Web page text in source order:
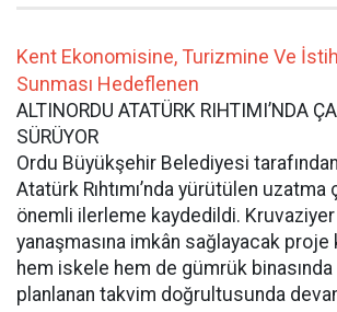
Kent Ekonomisine, Turizmine Ve
Sunması Hedeflenen
ALTINORDU ATATÜRK RIHTIMI’NDA
SÜRÜYOR
Ordu Büyükşehir Belediyesi
Atatürk Rıhtımı’nda yürütülen uzatma
önemli ilerleme kaydedildi.
yanaşmasına imkân sağlayacak proje
hem iskele hem de gümrük binasında
planlanan takvim doğrultusunda